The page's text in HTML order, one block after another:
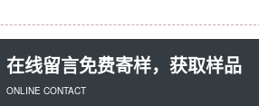
在线留言免费寄样，获取样品
ONLINE CONTACT